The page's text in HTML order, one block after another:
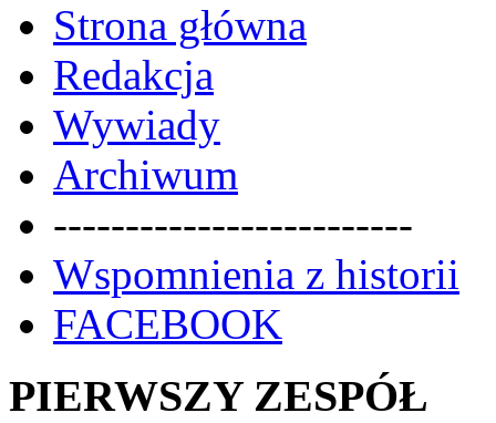
Strona główna
Redakcja
Wywiady
Archiwum
-------------------------
Wspomnienia z historii
FACEBOOK
PIERWSZY ZESPÓŁ